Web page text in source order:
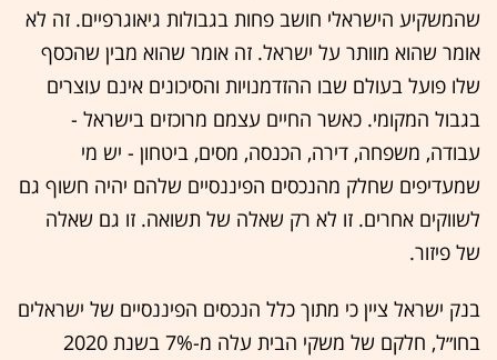
שהמשקיע הישראלי חושב פחות בגבולות גיאוגרפיים. זה לא
אומר שהוא מוותר על ישראל. זה אומר שהוא מבין שהכסף
שלו פועל בעולם שבו ההזדמנויות והסיכונים אינם עוצרים
בגבול המקומי. כאשר החיים עצמם מרוכזים בישראל -
עבודה, משפחה, דירה, הכנסה, מסים, ביטחון - יש מי
שמעדיפים שחלק מהנכסים הפיננסיים שלהם יהיה חשוף גם
לשווקים אחרים. זו לא רק שאלה של תשואה. זו גם שאלה
של פיזור.
בנק ישראל ציין כי מתוך כלל הנכסים הפיננסיים של ישראלים
בחו״ל, חלקם של משקי הבית עלה מ-7% בשנת 2020